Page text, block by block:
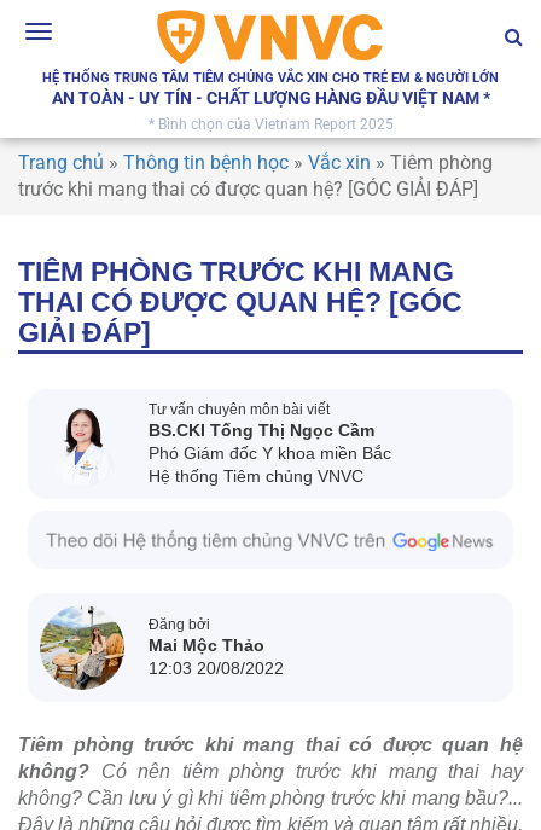
Toggle
HỆ THỐNG TRUNG TÂM TIÊM CHỦNG VẮC XIN CHO TRẺ EM & NGƯỜI LỚN
AN TOÀN - UY TÍN - CHẤT LƯỢNG HÀNG ĐẦU VIỆT NAM *
* Bình chọn của Vietnam Report 2025
Trang chủ » Thông tin bệnh học » Vắc xin » Tiêm phòng
trước khi mang thai có được quan hệ? [GÓC GIẢI ĐÁP]
TIÊM PHÒNG TRƯỚC KHI MANG
THAI CÓ ĐƯỢC QUAN HỆ? [GÓC
GIẢI ĐÁP]
Tư vấn chuyên môn bài viết
BS.CKI Tống Thị Ngọc Cầm
Phó Giám đốc Y khoa miền Bắc
Hệ thống Tiêm chủng VNVC
Đăng bởi
Mai Mộc Thảo
12:03 20/08/2022
Tiêm phòng trước khi mang thai có được quan hệ
không? Có nên tiêm phòng trước khi mang thai hay
không? Cần lưu ý gì khi tiêm phòng trước khi mang bầu?...
Đây là những câu hỏi được tìm kiếm và quan tâm rất nhiều,